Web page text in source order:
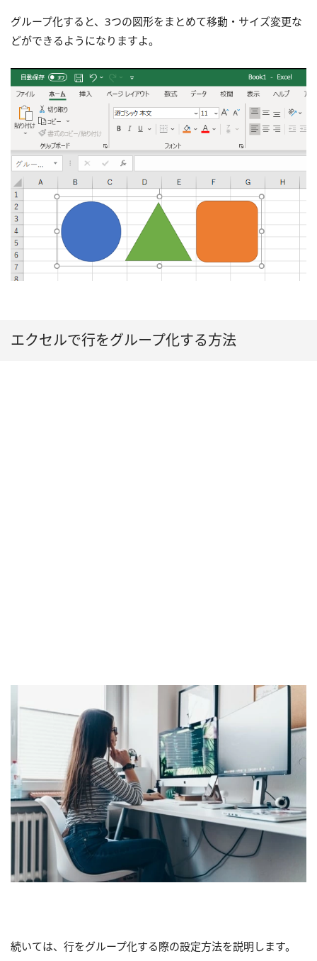
グループ化すると、3つの図形をまとめて移動・サイズ変更な
どができるようになりますよ。
エクセルで行をグループ化する方法
続いては、行をグループ化する際の設定方法を説明します。